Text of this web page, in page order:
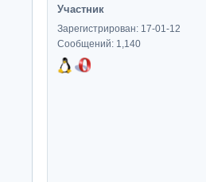
Участник
Зарегистрирован: 17-01-12
Сообщений: 1,140